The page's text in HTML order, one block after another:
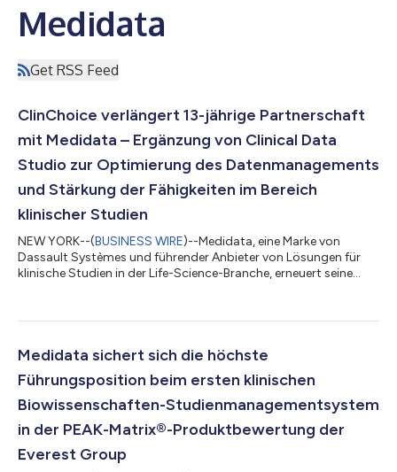
Medidata
Get RSS Feed
ClinChoice verlängert 13-jährige Partnerschaft
mit Medidata – Ergänzung von Clinical Data
Studio zur Optimierung des Datenmanagements
und Stärkung der Fähigkeiten im Bereich
klinischer Studien
NEW YORK--(BUSINESS WIRE)--Medidata, eine Marke von
Dassault Systèmes und führender Anbieter von Lösungen für
klinische Studien in der Life-Science-Branche, erneuert seine
dieser neuen Vereinbarung wird ClinChoice die Medidata-
und Verbrauchsmaterial zu rationalisieren, die Studieneffizienz
Medidata sichert sich die höchste
Führungsposition beim ersten klinischen
Biowissenschaften-Studienmanagementsystem
in der PEAK-Matrix®-Produktbewertung der
Everest Group